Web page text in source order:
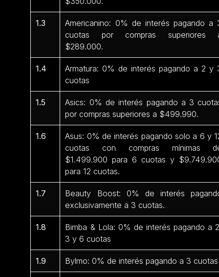
1.3
Americanino: 0% de interés pagando a
cuotas por compras superiores
$289.000.
1.4
Armatura: 0% de interés pagando a 2 y
cuotas
1.5
Asics: 0% de interés pagando a 3
por compras superiores a $499.990.
1.6
Asus: 0% de interés pagando solo a 6 y
cuotas con compras mínimas
$1.499.900 para 6 cuotas y
para 12 cuotas.
1.7
Beauty Boost: 0% de interés
exclusivamente a 3 cuotas.
1.8
Bimba & Lola: 0% de interés pagando a
3 y 6 cuotas
1.9 Bylmo: 0% de interés pagando a 3 cuotas